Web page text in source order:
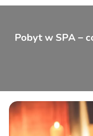
Pobyt w SPA –